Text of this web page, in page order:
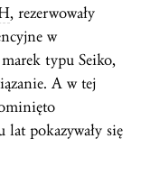
, rezerwowały
w
typu Seiko,
A w tej
pokazywały się